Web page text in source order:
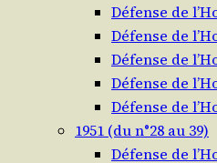
Défense de
Défense de
Défense de
Défense de
Défense de
1951 (du n°28 au 39)
Défense de